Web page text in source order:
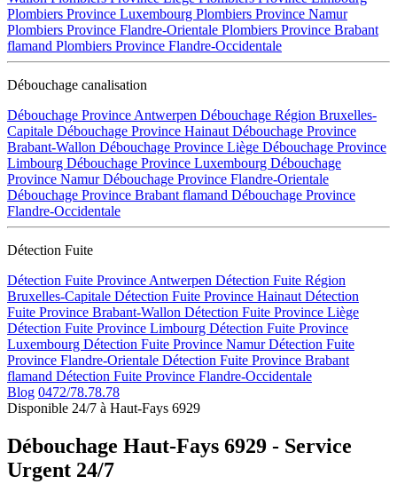
Plombiers Province Luxembourg Plombiers Province Namur
Plombiers Province Flandre-Orientale Plombiers Province Brabant
flamand Plombiers Province Flandre-Occidentale
Débouchage canalisation
Débouchage Province Antwerpen Débouchage Région Bruxelles-
Capitale Débouchage Province Hainaut Débouchage Province
Brabant-Wallon Débouchage Province Liège Débouchage Province
Limbourg Débouchage Province Luxembourg Débouchage
Province NamurDébouchage Province Flandre-Orientale
Débouchage Province Brabant flamand Débouchage Province
Flandre-Occidentale
Détection Fuite
Détection Fuite Province Antwerpen Détection Fuite Région
Bruxelles-Capitale Détection Fuite Province Hainaut Détection
Fuite Province Brabant-Wallon Détection Fuite Province Liège
Détection Fuite Province Limbourg Détection Fuite Province
Luxembourg Détection Fuite Province NamurDétection Fuite
Province Flandre-Orientale Détection Fuite Province Brabant
flamand Détection Fuite Province Flandre-Occidentale
Blog 0472/78.78.78
Disponible 24/7 à Haut-Fays 6929
Débouchage Haut-Fays 6929 - Service
Urgent 24/7